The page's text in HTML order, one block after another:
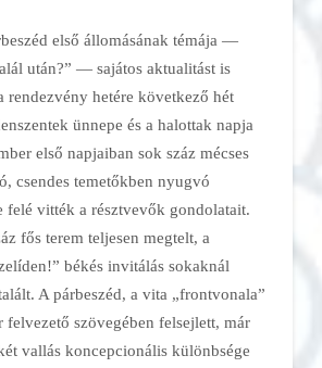
első állomásának témája —
után?” — sajátos aktualitást is
rendezvény hetére következő hét
ünnepe és a halottak napja
első napjaiban sok száz mécses
csendes temetőkben nyugvó
felé vitték a résztvevők gondolatait.
fős terem teljesen megtelt, a
békés invitálás sokaknál
A párbeszéd, a vita „frontvonala”
felvezető szövegében felsejlett, már
vallás koncepcionális különbsége